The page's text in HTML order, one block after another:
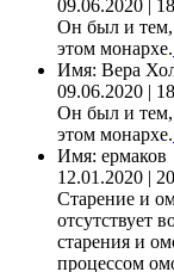
09.06.2020 |
Он был и тем,
этом монархе.
Имя: Вера
09.06.2020 |
Он был и тем,
этом монархе.
Имя: ермаков
12.01.2020 |
Старение и
отсутствует
старения и
процессом